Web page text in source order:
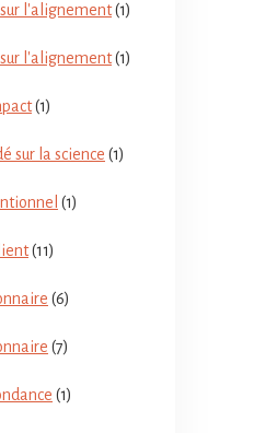
sur l'alignement(1)
sur l'alignement(1)
(1)
sur la science (1)
(1)
(11)
(6)
(7)
(1)